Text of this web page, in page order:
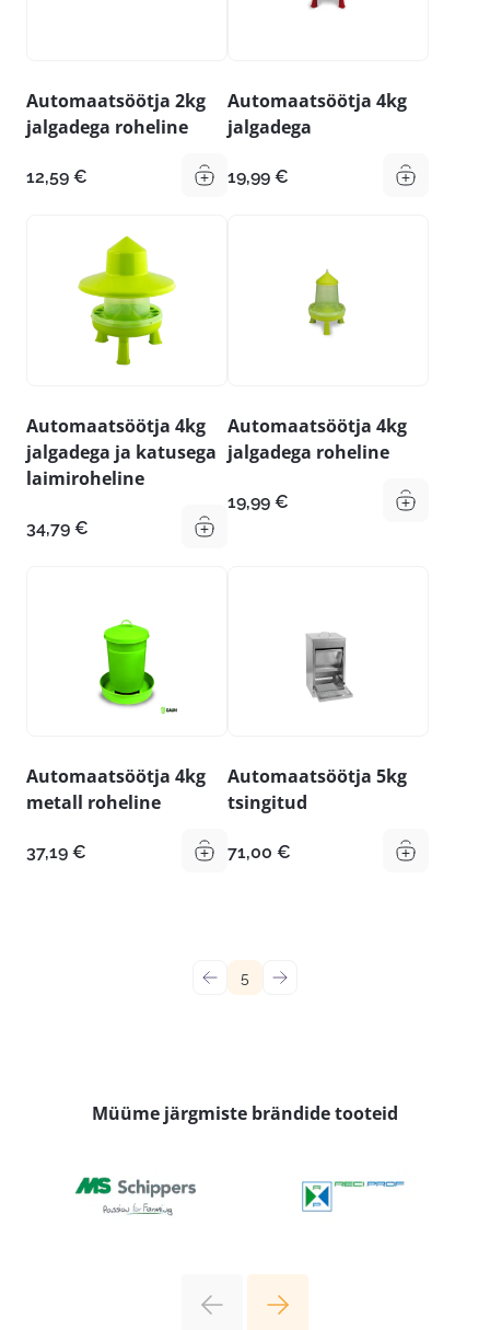
Automaatsöötja 2kg
jalgadega roheline
12,59 €
Automaatsöötja 4kg
jalgadega
19,99 €
Automaatsöötja 4kg
jalgadega ja katusega
laimiroheline
34,79 €
Automaatsöötja 4kg
jalgadega roheline
19,99 €
Automaatsöötja 4kg
metall roheline
37,19 €
Automaatsöötja 5kg
tsingitud
71,00 €
← 5 →
Müüme järgmiste brändide tooteid